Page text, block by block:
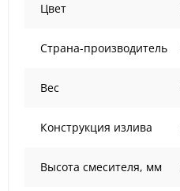
Цвет
Страна-производитель
Вес
Конструкция излива
Высота смесителя, мм